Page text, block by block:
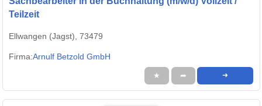
Teilzeit
Ellwangen (Jagst), 73479
Firma:Arnulf Betzold GmbH
★ ➦ ➜